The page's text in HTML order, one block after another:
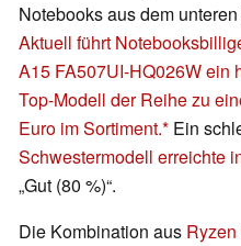
Notebooks aus dem
Aktuell führt
A15 FA507UI-HQ026W ein
Top-Modell der Reihe zu
Euro im Sortiment. Ein
Schwestermodell erreichte
„Gut (80 %)“.
Die Kombination aus